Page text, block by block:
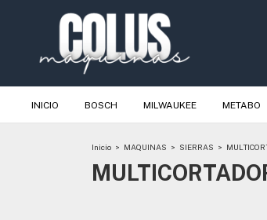
INICIO BOSCH MILWAUKEE METABO
Inicio > MAQUINAS > SIERRAS >